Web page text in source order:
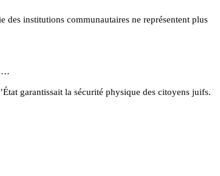
des institutions communautaires ne représentent plus
garantissait la sécurité physique des citoyens juifs.